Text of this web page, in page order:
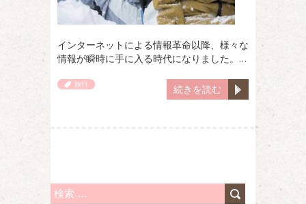
インターネットによる情報革命以降、様々な
情報が瞬時に手に入る時代になりました。…
続きを読む
旅行
検